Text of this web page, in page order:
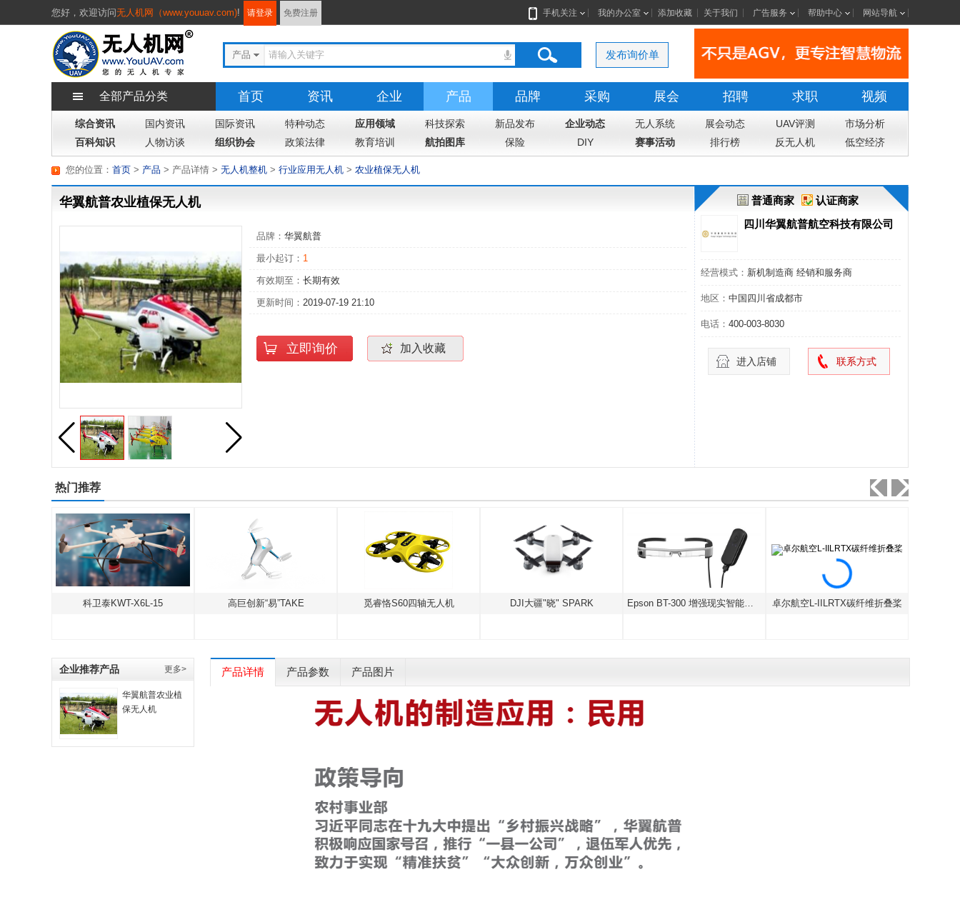
您好， 欢迎访问无人机网（www.youuav.com)! 请登录 免费注册 手机关注 我的办公室 添加收藏 关于我们 广告服务 帮助中心 网站导航
产品 发布询价单
全部产品分类 首页 资讯 企业 产品 品牌 采购 展会 招聘 求职
视频
专题
杂志 地图
综合资讯 国内资讯 国际资讯 特种动态 应用领域 科技探索 新品发布 企业动态 无人系统 展会动态 UAV评测
市场分析
百科知识
人物访谈 组织协会 政策法律 教育培训 航拍图库 保险 DIY 赛事活动 排行榜 反无人机 低空经济
您的位置： 首页 > 产品 > 无人机整机 > 行业应用无人机 > 农业植保无人机
> 产品详情
华翼航普农业植保无人机
品牌： 华翼航普
最小起订： 1
有效期至： 长期有效
更新时间： 2019-07-19 21:10
立即询价 加入收藏
普通商家
认证商家
四川华翼航普航空科技有限公司
经营模式： 新机制造商 经销和服务商
地区： 中国四川省成都市
电话： 400-003-8030
进入店铺 联系方式
热门推荐
科卫泰KWT-X6L-15 高巨创新“易”TAKE 觅睿恪S60四轴无人机 DJI大疆"晓" SPARK Epson BT-300 增强现实智能眼镜 卓尔航空L-IILRTX碳纤维折叠桨
企业推荐产品 更多>
华翼航普农业植
保无人机
产品详情 产品参数 产品图片